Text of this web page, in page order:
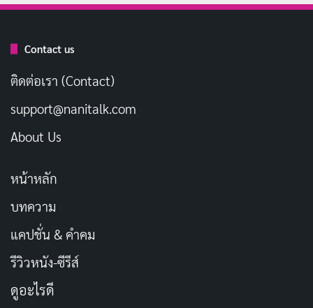
สิ่งหนึ่งที่โดดเด่นใน
เรื่อง ซึ่งอาจทำให้ผู้ชมรู้สึกงงงวยกับทิศทางของหนัง การ
เฉลยเนื้อหาของเรื่องราวในช่วงหลังที่พยายามทำให้ผู้ชม
เข้าใจว่าเกิดอะไรขึ้นจริงๆ นั้น กลับทำให้เกิดคำถาม
มากมายและทำให้เนื้อเรื่องดูมีช่องโหว่หลายจุด เมื่อ
พิจารณากลับไปยังจุดเริ่มต้นของเรื่อง รู้สึกเหมือนการเฉลย
Contact us
ติดต่อเรา (Contact)
support@nanitalk.com
About Us
หน้าหลัก
บทความ
แคปชั่น & คำคม
รีวิวหนัง-ซีรีส์
ดูอะไรดี